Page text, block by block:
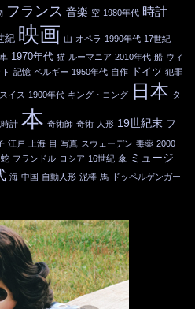
フランス 音楽 空 1980年代 時計
紀 映画 山 オペラ 1990年代 17世紀
車 1970年代 猫 ルーマニア 2010年代 船 ウィ
記憶 ベルギー 1950年代 自作 ドイツ 犯罪
スイス 1900年代 キング・コング 日本 タ
時計 本 奇術師 奇術 人形 19世紀末 フ
江戸 上海 目 写真 スウェーデン 毒薬 2000
蛇 フランドル ロシア 16世紀 傘 ミュージ
海 中国 自動人形 泥棒 馬 ドッペルゲンガー